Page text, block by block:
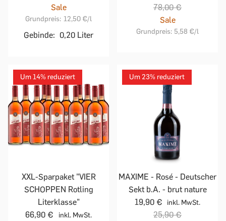
Sale
Grundpreis: 12,50 €/l
Gebinde: 0,20 Liter
78,00 €
Sale
Grundpreis: 5,58 €/l
Um 14% reduziert
XXL-Sparpaket "VIER
SCHOPPEN Rotling
Literklasse"
66,90 €
inkl. MwSt.
Um 23% reduziert
MAXIME - Rosé - Deutscher
Sekt b.A. - brut nature
19,90 €
inkl. MwSt.
25,90 €